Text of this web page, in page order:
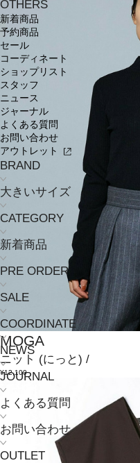
OTHERS
新着商品
予約商品
セール
コーディネート
ショップリスト
スタッフ
ニュース
ジャーナル
よくある質問
お問い合わせ
アウトレット
BRAND
大きいサイズ
CATEGORY
新着商品
PRE ORDER
SALE
COORDINATE
NEWS
JOURNAL
よくある質問
お問い合わせ
OUTLET
MOGA
ニット (にっと) /
¥12,100